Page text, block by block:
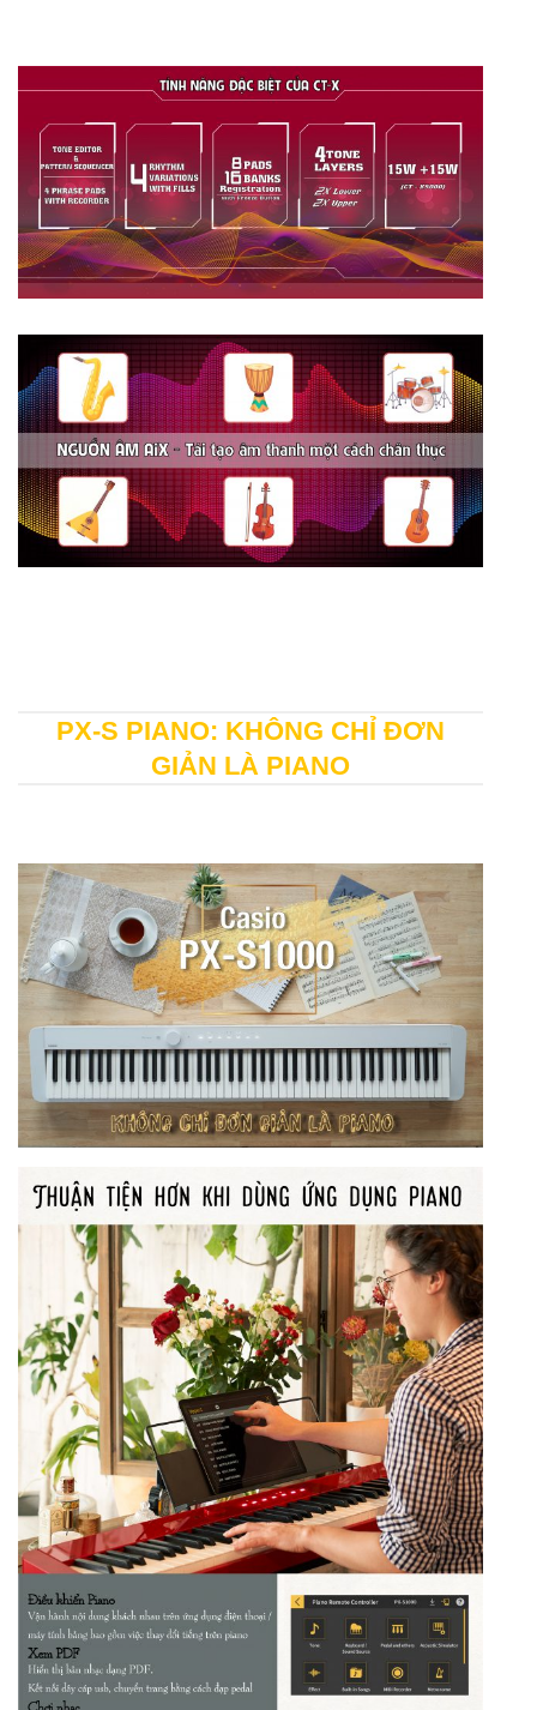
PX-S PIANO: KHÔNG CHỈ ĐƠN
GIẢN LÀ PIANO